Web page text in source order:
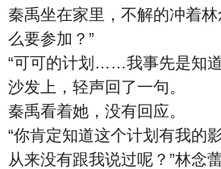
秦禹坐在家里，不解的冲着
么要参加？”
“可可的计划……我事先是知
沙发上，轻声回了一句。
秦禹看着她，没有回应。
“你肯定知道这个计划有我
从来没有跟我说过呢？”林念